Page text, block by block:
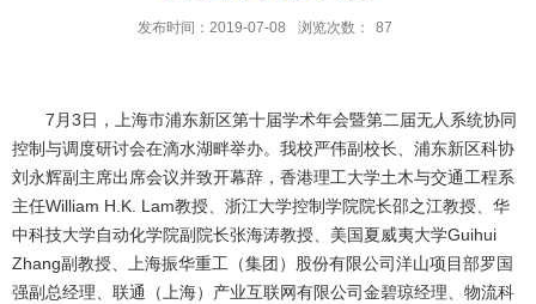
发布时间：2019-07-08 浏览次数： 87
7月3日，上海市浦东新区第十届学术年会暨第二届无人系统协同
控制与调度研讨会在滴水湖畔举办。我校严伟副校长、浦东新区科协
刘永辉副主席出席会议并致开幕辞，香港理工大学土木与交通工程系
主任William H.K. Lam教授、浙江大学控制学院院长邵之江教授、华
中科技大学自动化学院副院长张海涛教授、美国夏威夷大学Guihui
Zhang副教授、上海振华重工（集团）股份有限公司洋山项目部罗国
强副总经理、联通（上海）产业互联网有限公司金碧琼经理、物流科